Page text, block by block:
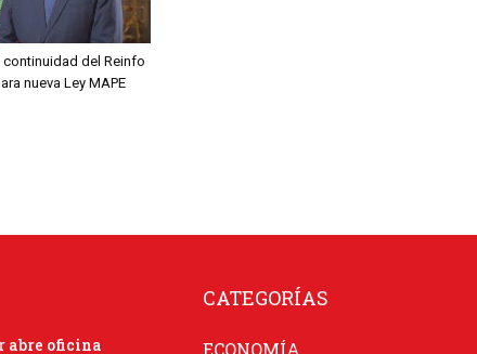
continuidad del Reinfo
nueva Ley MAPE
abre oficina
CATEGORÍAS
ECONOMÍA